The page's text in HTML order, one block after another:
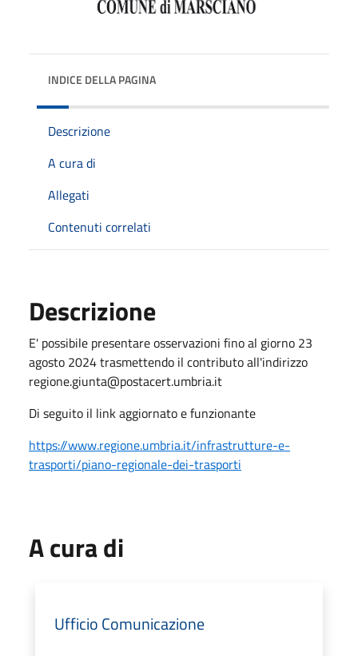
INDICE DELLA PAGINA
Descrizione
A cura di
Allegati
Contenuti correlati
Descrizione
E' possibile presentare osservazioni fino al giorno 23
agosto 2024 trasmettendo il contributo all'indirizzo
regione.giunta@postacert.umbria.it
Di seguito il link aggiornato e funzionante
https://www.regione.umbria.it/infrastrutture-e-
trasporti/piano-regionale-dei-trasporti
A cura di
Ufficio Comunicazione